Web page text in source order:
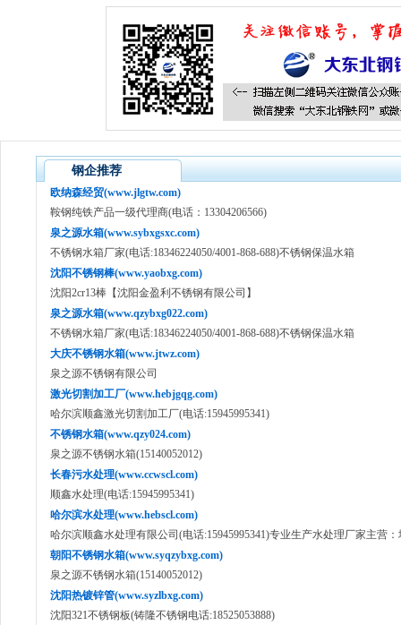
钢企推荐
欧纳森经贸(www.jlgtw.com)
鞍钢纯铁产品一级代理商(电话：13304206566)
泉之源水箱(www.sybxgsxc.com)
不锈钢水箱厂家(电话:18346224050/4001-868-688)不锈钢保温水箱
沈阳不锈钢棒(www.yaobxg.com)
沈阳2cr13棒【沈阳金盈利不锈钢有限公司】
泉之源水箱(www.qzybxg022.com)
不锈钢水箱厂家(电话:18346224050/4001-868-688)不锈钢保温水箱
大庆不锈钢水箱(www.jtwz.com)
泉之源不锈钢有限公司
激光切割加工厂(www.hebjgqg.com)
哈尔滨顺鑫激光切割加工厂(电话:15945995341)
不锈钢水箱(www.qzy024.com)
泉之源不锈钢水箱(15140052012)
长春污水处理(www.ccwscl.com)
顺鑫水处理(电话:15945995341)
哈尔滨水处理(www.hebscl.com)
哈尔滨顺鑫水处理有限公司(电话:15945995341)专业生产水处理厂家主营
朝阳不锈钢水箱(www.syqzybxg.com)
泉之源不锈钢水箱(15140052012)
沈阳热镀锌管(www.syzlbxg.com)
沈阳321不锈钢板(铸隆不锈钢电话:18525053888)